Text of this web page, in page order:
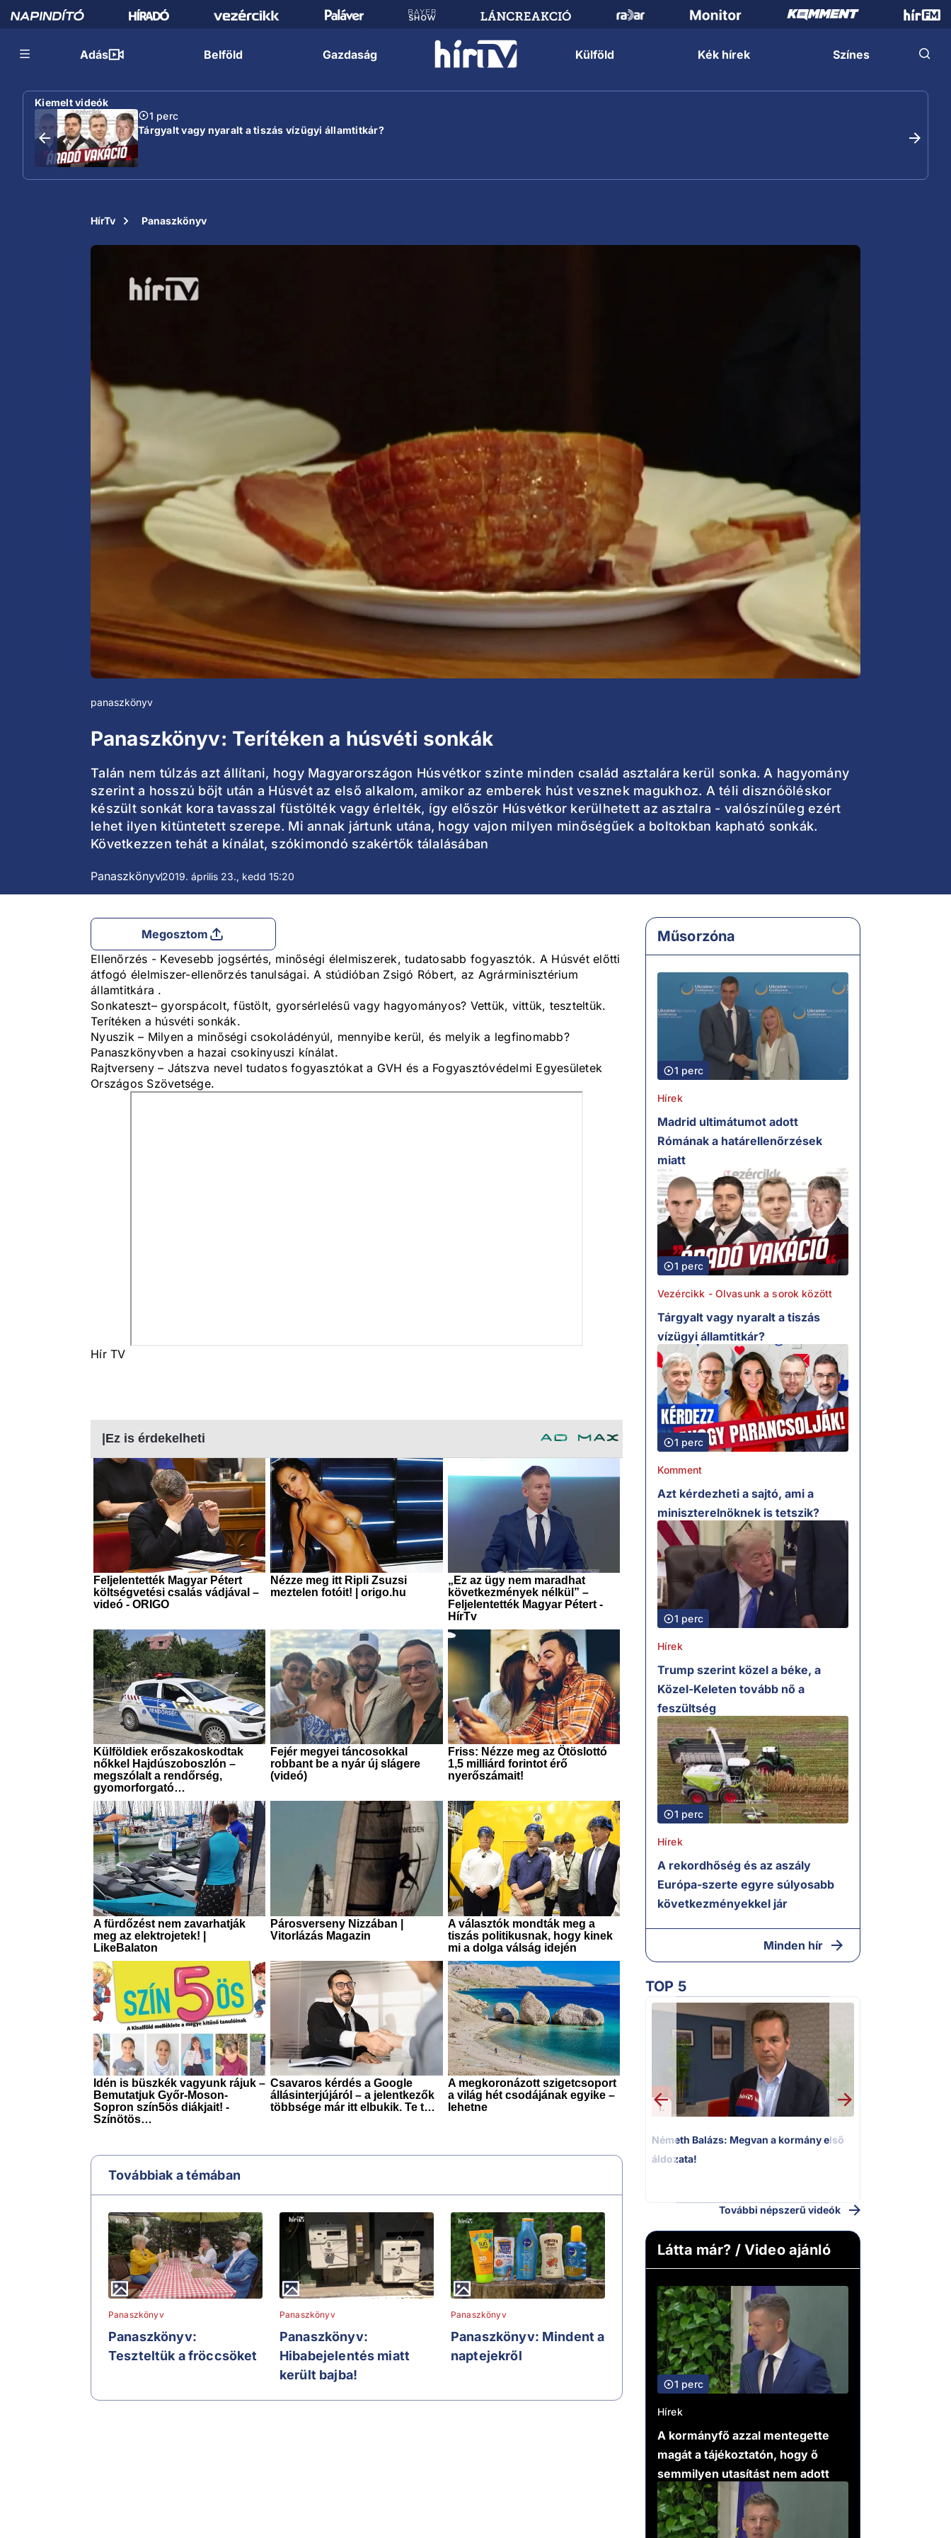
Adás Belföld Gazdaság Külföld Kék hírek Színes
Kiemelt videók
1 perc
Tárgyalt vagy nyaralt a tiszás vízügyi államtitkár?
HírTv Panaszkönyv
panaszkönyv
Panaszkönyv: Terítéken a húsvéti sonkák
Talán nem túlzás azt állítani, hogy Magyarországon Húsvétkor szinte minden család asztalára kerül sonka. A hagyomány
szerint a hosszú böjt után a Húsvét az első alkalom, amikor az emberek húst vesznek magukhoz. A téli disznóöléskor
készült sonkát kora tavasszal füstölték vagy érlelték, így először Húsvétkor kerülhetett az asztalra - valószínűleg ezért
lehet ilyen kitüntetett szerepe. Mi annak jártunk utána, hogy vajon milyen minőségűek a boltokban kapható sonkák.
Következzen tehát a kínálat, szókimondó szakértők tálalásában
Panaszkönyv2019. április 23., kedd 15:20
Megosztom
Ellenőrzés - Kevesebb jogsértés, minőségi élelmiszerek, tudatosabb fogyasztók. A Húsvét előtti
átfogó élelmiszer-ellenőrzés tanulságai. A stúdióban Zsigó Róbert, az Agrárminisztérium
államtitkára .
Sonkateszt– gyorspácolt, füstölt, gyorsérlelésű vagy hagyományos? Vettük, vittük, teszteltük.
Terítéken a húsvéti sonkák.
Nyuszik – Milyen a minőségi csokoládényúl, mennyibe kerül, és melyik a legfinomabb?
Panaszkönyvben a hazai csokinyuszi kínálat.
Rajtverseny – Játszva nevel tudatos fogyasztókat a GVH és a Fogyasztóvédelmi Egyesületek
Országos Szövetsége.
Hír TV
Továbbiak a témában
Panaszkönyv
Panaszkönyv:
Teszteltük a fröccsöket
Panaszkönyv
Panaszkönyv:
Hibabejelentés miatt
került bajba!
Panaszkönyv
Panaszkönyv: Mindent a
naptejekről
Műsorzóna
1 perc
Hírek
Madrid ultimátumot adott
Rómának a határellenőrzések
miatt
1 perc
Vezércikk - Olvasunk a sorok között
Tárgyalt vagy nyaralt a tiszás
vízügyi államtitkár?
1 perc
Komment
Azt kérdezheti a sajtó, ami a
miniszterelnöknek is tetszik?
1 perc
Hírek
Trump szerint közel a béke, a
Közel-Keleten tovább nő a
feszültség
1 perc
Hírek
A rekordhőség és az aszály
Európa-szerte egyre súlyosabb
következményekkel jár
Minden hír
TOP 5
1.
Németh Balázs: Megvan a kormány első
áldozata!
További népszerű videók
Látta már? / Video ajánló
1 perc
Hírek
A kormányfő azzal mentegette
magát a tájékoztatón, hogy ő
semmilyen utasítást nem adott